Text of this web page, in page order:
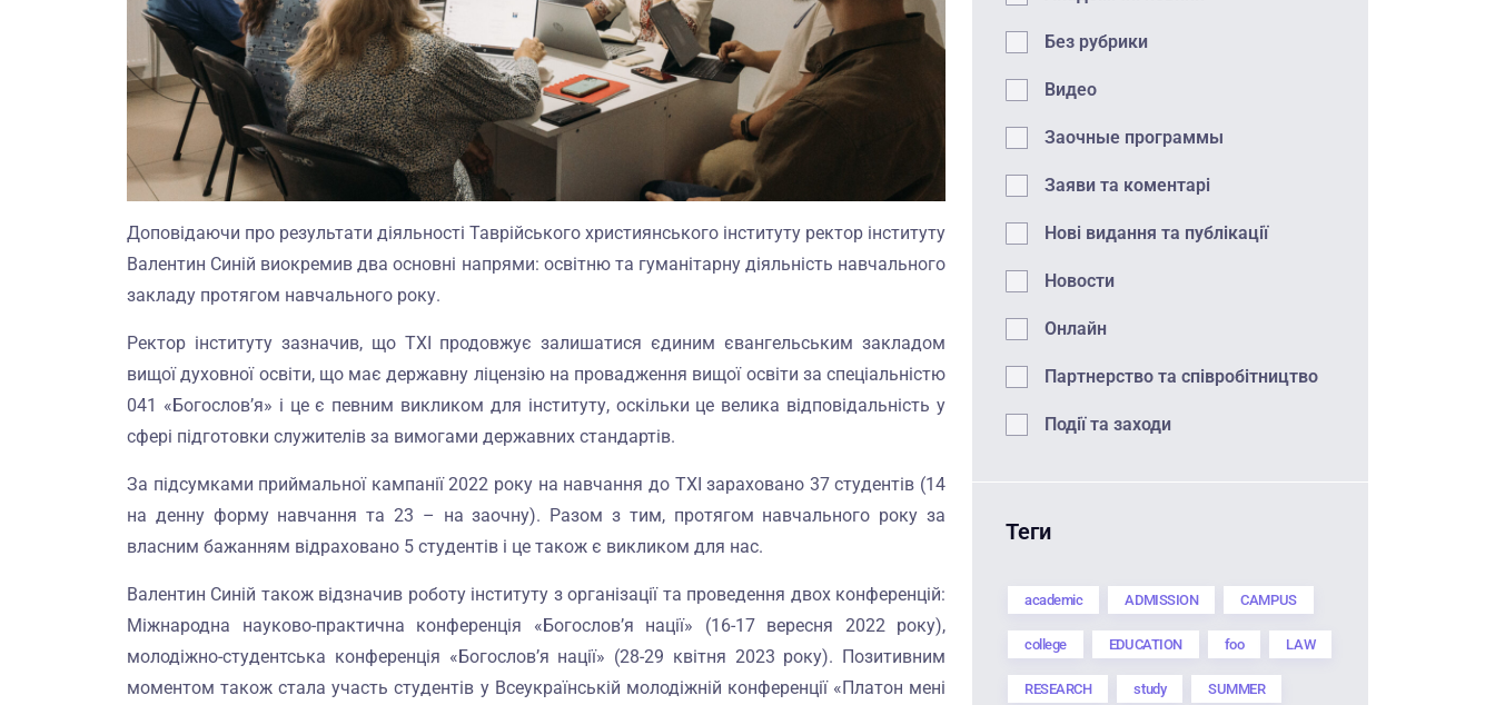
Доповідаючи про результати діяльності Таврійського християнського інституту ректор інституту
Валентин Синій виокремив два основні напрями: освітню та гуманітарну діяльність навчального
закладу протягом навчального року.
Ректор інституту зазначив, що ТХІ продовжує залишатися єдиним євангельським закладом
вищої духовної освіти, що має державну ліцензію на провадження вищої освіти за спеціальністю
041 «Богослов’я» і це є певним викликом для інституту, оскільки це велика відповідальність у
сфері підготовки служителів за вимогами державних стандартів.
За підсумками приймальної кампанії 2022 року на навчання до ТХІ зараховано 37 студентів (14
на денну форму навчання та 23 – на заочну). Разом з тим, протягом навчального року за
власним бажанням відраховано 5 студентів і це також є викликом для нас.
Валентин Синій також відзначив роботу інституту з організації та проведення двох конференцій:
Міжнародна науково-практична конференція «Богослов’я нації» (16-17 вересня 2022 року),
молодіжно-студентська конференція «Богослов’я нації» (28-29 квітня 2023 року). Позитивним
моментом також стала участь студентів у Всеукраїнській молодіжній конференції «Платон мені
Без рубрики
Видео
Заочные программы
Заяви та коментарі
Нові видання та публікації
Новости
Онлайн
Партнерство та співробітництво
Події та заходи
Теги
academic ADMISSION CAMPUS
college EDUCATION foo LAW
RESEARCH study SUMMER